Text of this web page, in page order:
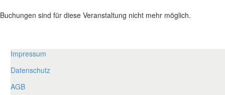
Buchungen sind für diese Veranstaltung nicht mehr möglich.
Impressum
Datenschutz
AGB